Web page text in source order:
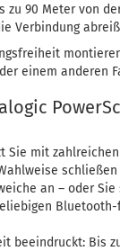
zu 90 Meter von
Verbindung
einem anderen
Sie mit zahlreichen
an – oder
beeindruckt: Bis